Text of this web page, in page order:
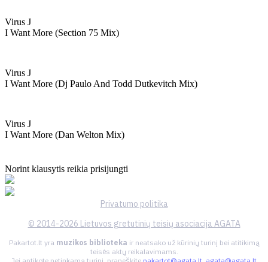
Virus J
I Want More (section 75 Mix)
Virus J
I Want More (dj Paulo And Todd Dutkevitch Mix)
Virus J
I Want More (dan Welton Mix)
Norint klausytis reikia prisijungti
Privatumo politika
© 2014-2026 Lietuvos gretutinių teisių asociacija AGATA
Pakartot.lt yra muzikos biblioteka ir neatsako už kūrinių turinį bei atitikimą
teisės aktų reikalavimams.